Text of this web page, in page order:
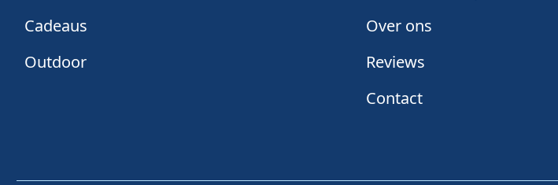
Cadeaus
Outdoor
Over ons
Reviews
Contact